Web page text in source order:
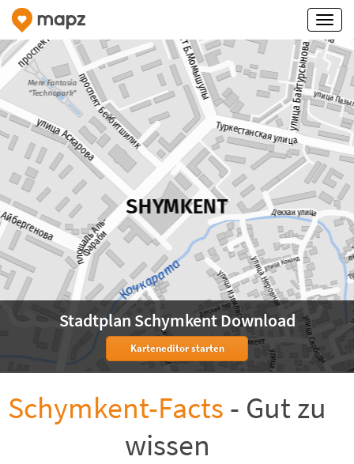
Stadtplan Schymkent Download
Karteneditor starten
Schymkent-Facts - Gut zu
wissen